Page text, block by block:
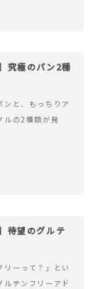
究極のパン2種
ンと、もっちりア
ルの2種類が発
待望のグルテ
リーって？」とい
ルテンフリーアド